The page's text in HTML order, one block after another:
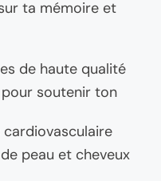
ta mémoire et
de haute qualité
pour soutenir ton
peau et cheveux